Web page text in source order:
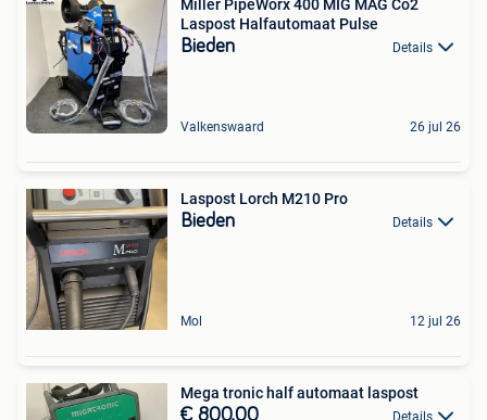
Miller PipeWorx 400 MIG MAG Co2
Laspost Halfautomaat Pulse
Bieden Details
Valkenswaard 26 jul 26
Laspost Lorch M210 Pro
Bieden Details
Mol 12 jul 26
Mega tronic half automaat laspost
€ 800,00 Details